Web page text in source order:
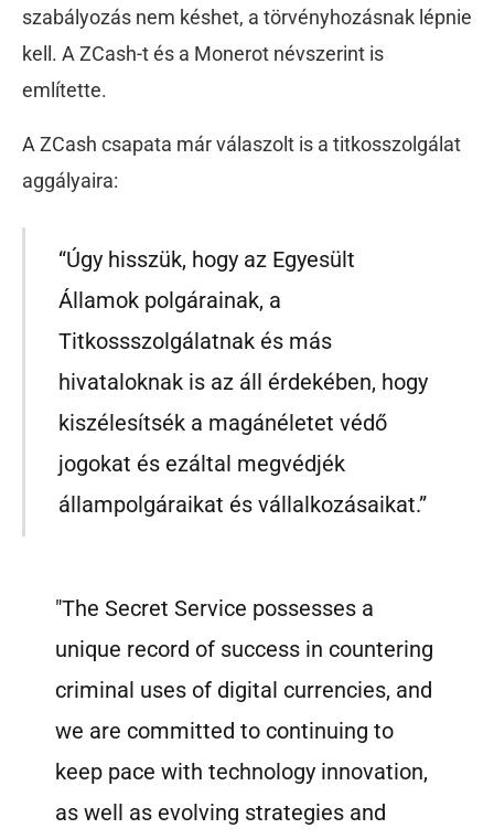
szabályozás nem késhet, a törvényhozásnak lépnie
kell. A ZCash-t és a Monerot névszerint is
említette.
A ZCash csapata már válaszolt is a titkosszolgálat
aggályaira:
“Úgy hisszük, hogy az Egyesült
Államok polgárainak, a
Titkossszolgálatnak és más
hivataloknak is az áll érdekében, hogy
kiszélesítsék a magánéletet védő
jogokat és ezáltal megvédjék
állampolgáraikat és vállalkozásaikat.”
"The Secret Service possesses a
unique record of success in countering
criminal uses of digital currencies, and
we are committed to continuing to
keep pace with technology innovation,
as well as evolving strategies and